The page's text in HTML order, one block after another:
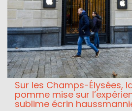
Sur les Champs-Élysées,
pomme mise sur
sublime écrin